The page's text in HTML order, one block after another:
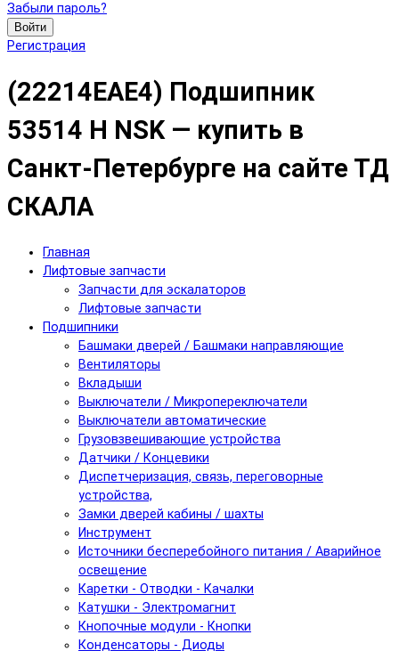
Забыли пароль?
Войти
Регистрация
(22214ЕАЕ4) Подшипник
53514 Н NSK — купить в
Санкт-Петербурге на сайте ТД
СКАЛА
Главная
Лифтовые запчасти
Запчасти для эскалаторов
Лифтовые запчасти
Подшипники
Башмаки дверей / Башмаки направляющие
Вентиляторы
Вкладыши
Выключатели / Микропереключатели
Выключатели автоматические
Грузовзвешивающие устройства
Датчики / Концевики
Диспетчеризация, связь, переговорные
устройства,
Замки дверей кабины / шахты
Инструмент
Источники бесперебойного питания / Аварийное
освещение
Каретки - Отводки - Качалки
Катушки - Электромагнит
Кнопочные модули - Кнопки
Конденсаторы - Диоды